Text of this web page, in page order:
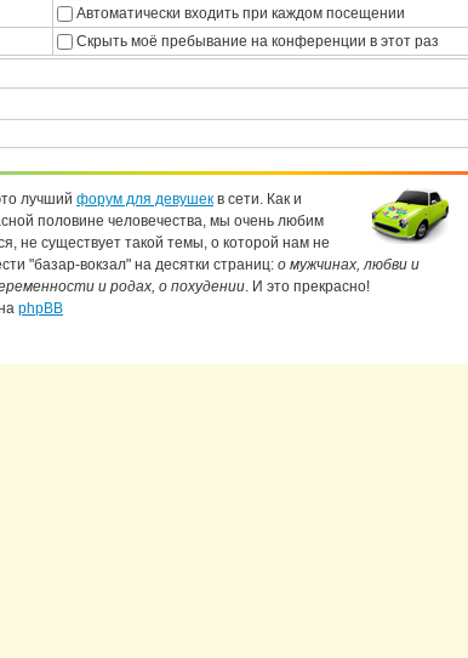
Автоматически входить при каждом посещении
Скрыть моё пребывание на конференции в этот раз
лучший форум для девушек в сети. Как и
половине человечества, мы очень любим
не существует такой темы, о которой нам не
"базар-вокзал" на десятки страниц: о мужчинах, любви и
и родах, о похудении. И это прекрасно!
phpBB